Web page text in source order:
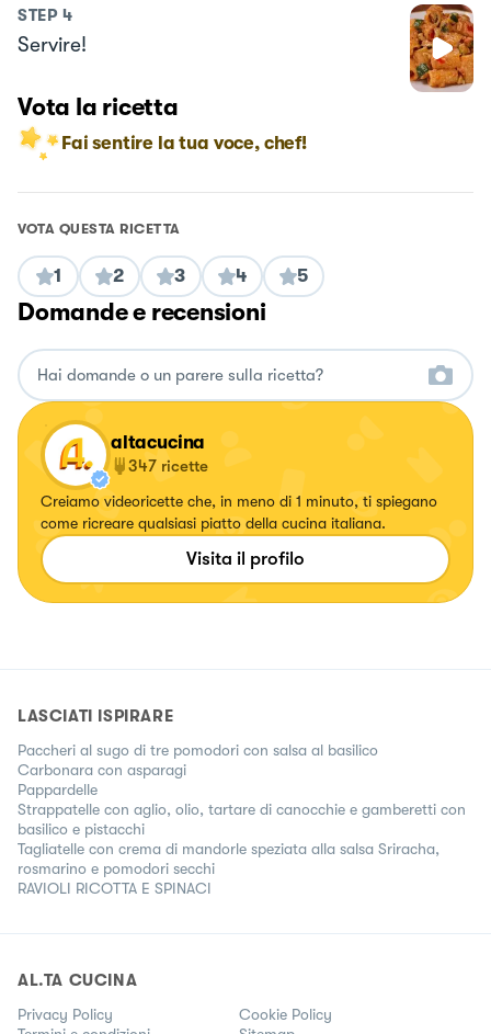
STEP 4
Servire!
Vota la ricetta
Fai sentire la tua voce, chef!
VOTA QUESTA RICETTA
1 2 3 4 5
Domande e recensioni
altacucina
347 ricette
Creiamo videoricette che, in meno di 1 minuto, ti spiegano
come ricreare qualsiasi piatto della cucina italiana.
Visita il profilo
LASCIATI ISPIRARE
Paccheri al sugo di tre pomodori con salsa al basilico
Carbonara con asparagi
Pappardelle
Strappatelle con aglio, olio, tartare di canocchie e gamberetti con
basilico e pistacchi
Tagliatelle con crema di mandorle speziata alla salsa Sriracha,
rosmarino e pomodori secchi
RAVIOLI RICOTTA E SPINACI
AL.TA CUCINA
Privacy Policy
Cookie Policy